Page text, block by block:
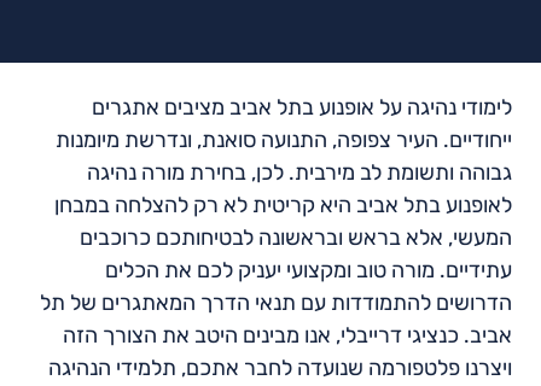
לימודי נהיגה על אופנוע בתל אביב מציבים אתגרים
ייחודיים. העיר צפופה, התנועה סואנת, ונדרשת מיומנות
גבוהה ותשומת לב מירבית. לכן, בחירת מורה נהיגה
לאופנוע בתל אביב היא קריטית לא רק להצלחה במבחן
המעשי, אלא בראש ובראשונה לבטיחותכם כרוכבים
עתידיים. מורה טוב ומקצועי יעניק לכם את הכלים
הדרושים להתמודדות עם תנאי הדרך המאתגרים של תל
אביב. כנציגי דרייבלי, אנו מבינים היטב את הצורך הזה
ויצרנו פלטפורמה שנועדה לחבר אתכם, תלמידי הנהיגה